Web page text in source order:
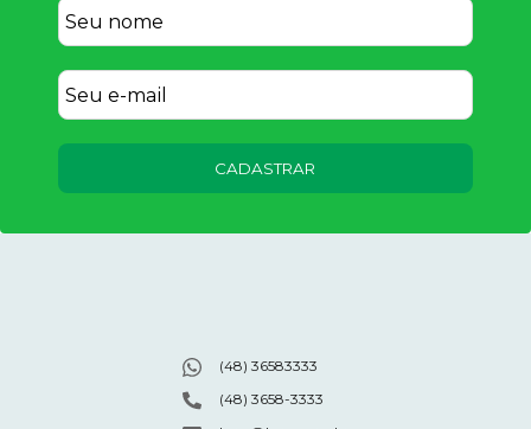
CADASTRAR
(48) 36583333
(48) 3658-3333